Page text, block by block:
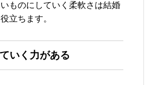
ものにしていく柔軟さは結婚
立ちます。
いく力がある